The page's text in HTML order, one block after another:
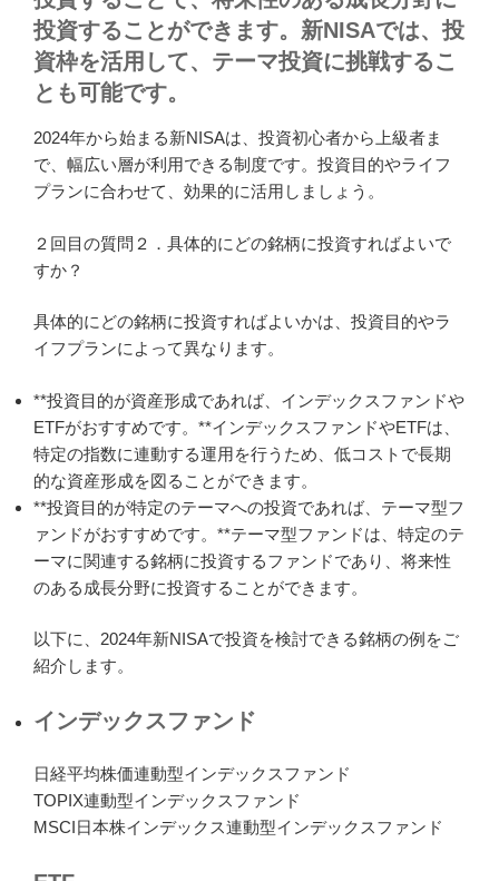
投資することができます。新NISAでは、投
資枠を活用して、テーマ投資に挑戦するこ
とも可能です。
2024年から始まる新NISAは、投資初心者から上級者ま
で、幅広い層が利用できる制度です。投資目的やライフ
プランに合わせて、効果的に活用しましょう。
２回目の質問２．具体的にどの銘柄に投資すればよいで
すか？
具体的にどの銘柄に投資すればよいかは、投資目的やラ
イフプランによって異なります。
**投資目的が資産形成であれば、インデックスファンドや
ETFがおすすめです。**インデックスファンドやETFは、
特定の指数に連動する運用を行うため、低コストで長期
的な資産形成を図ることができます。
**投資目的が特定のテーマへの投資であれば、テーマ型フ
ァンドがおすすめです。**テーマ型ファンドは、特定のテ
ーマに関連する銘柄に投資するファンドであり、将来性
のある成長分野に投資することができます。
以下に、2024年新NISAで投資を検討できる銘柄の例をご
紹介します。
インデックスファンド
日経平均株価連動型インデックスファンド
TOPIX連動型インデックスファンド
MSCI日本株インデックス連動型インデックスファンド